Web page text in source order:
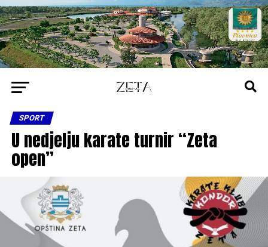
SPORT
U nedjelju karate turnir “Zeta
open”